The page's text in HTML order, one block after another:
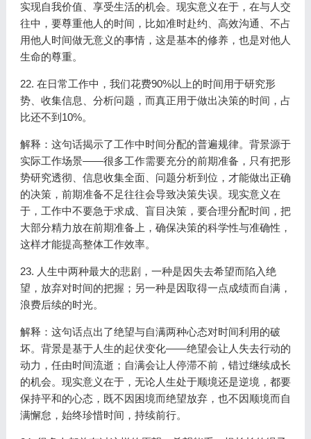
实现自我价值、享受生活的机会。现实意义在于，在与人交
往中，要尊重他人的时间，比如准时赴约、高效沟通、不占
用他人时间做无意义的事情，这是基本的修养，也是对他人
生命的尊重。
22. 在日常工作中，我们花费90%以上的时间用于研究形
势、收集信息、分析问题，而真正用于做出决策的时间，占
比还不到10%。
解释：这句话揭示了工作中时间分配的普遍规律。背景源于
实际工作场景——很多工作需要充分的前期准备，只有把形
势研究透彻、信息收集全面、问题分析到位，才能做出正确
的决策，前期准备不足往往会导致决策失误。现实意义在
于，工作中不要急于求成、盲目决策，要合理分配时间，把
大部分精力放在前期准备上，确保决策的科学性与准确性，
这样才能提高整体工作效率。
23. 人生中两种最大的悲剧，一种是因失去希望而陷入绝
望，放弃对时间的把握；另一种是因取得一点成绩而自满，
浪费后续的时光。
解释：这句话点出了绝望与自满两种心态对时间利用的破
坏。背景是基于人生的起伏变化——绝望会让人失去行动的
动力，任由时间流逝；自满会让人停滞不前，错过继续成长
的机会。现实意义在于，无论人生处于顺境还是逆境，都要
保持平和的心态，既不因困境而绝望放弃，也不因顺境而自
满懈怠，始终珍惜时间，持续前行。